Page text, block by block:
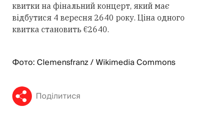
квитки на фінальний концерт, який має
відбутися 4 вересня 2640 року. Ціна одного
квитка становить €2640.
Фото: Clemensfranz / Wikimedia Commons
Поділитися